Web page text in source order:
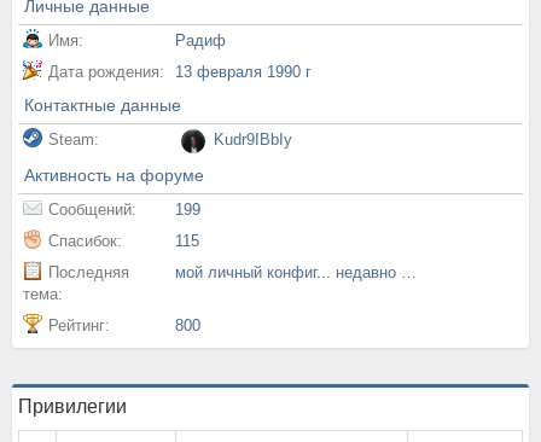
Личные данные
Имя:
Радиф
Дата рождения:
13 февраля 1990 г
Контактные данные
Steam: Kudr9IBbIy
Активность на форуме
Сообщений:
199
Спасибок:
115
Последняя
тема:
мой личный конфиг... недавно обновленный
Рейтинг: 800
Привилегии